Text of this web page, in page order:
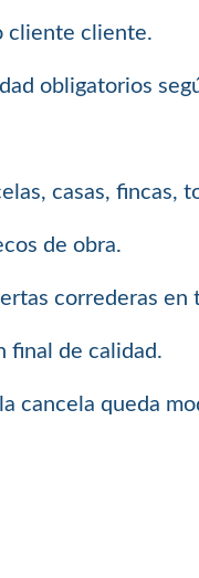
cliente cliente.
obligatorios
casas, fincas,
de obra.
correderas en
final de calidad.
cancela queda